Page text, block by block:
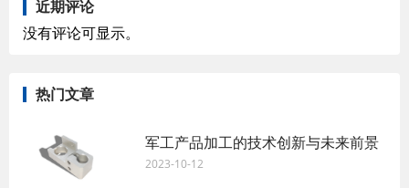
近期评论
没有评论可显示。
热门文章
军工产品加工的技术创新与未来前景
2023-10-12